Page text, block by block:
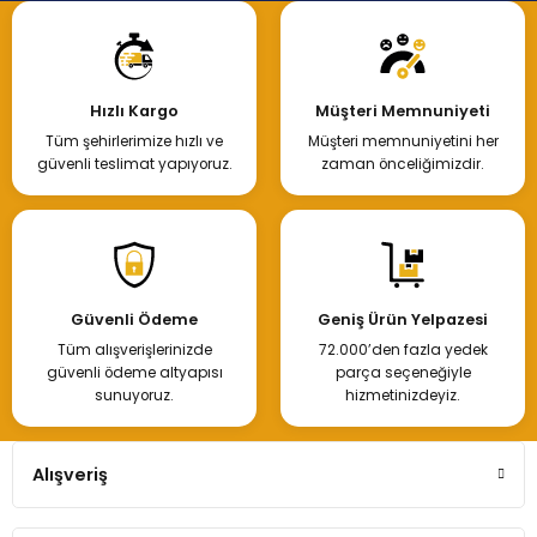
Hızlı Kargo
Tüm şehirlerimize hızlı ve
güvenli teslimat yapıyoruz.
Müşteri Memnuniyeti
Müşteri memnuniyetini her
zaman önceliğimizdir.
Güvenli Ödeme
Tüm alışverişlerinizde
güvenli ödeme altyapısı
sunuyoruz.
Geniş Ürün Yelpazesi
72.000’den fazla yedek
parça seçeneğiyle
hizmetinizdeyiz.
Alışveriş